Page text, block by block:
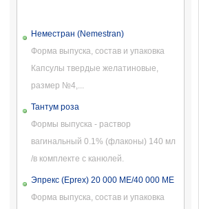
Неместран (Nemestran)
Форма выпуска, состав и упаковка
Капсулы твердые желатиновые,
размер №4,...
Тантум роза
Формы выпуска - раствор
вагинальный 0.1% (флаконы) 140 мл
/в комплекте с канюлей.
Эпрекс (Eprex) 20 000 МЕ/40 000 МЕ
Форма выпуска, состав и упаковка